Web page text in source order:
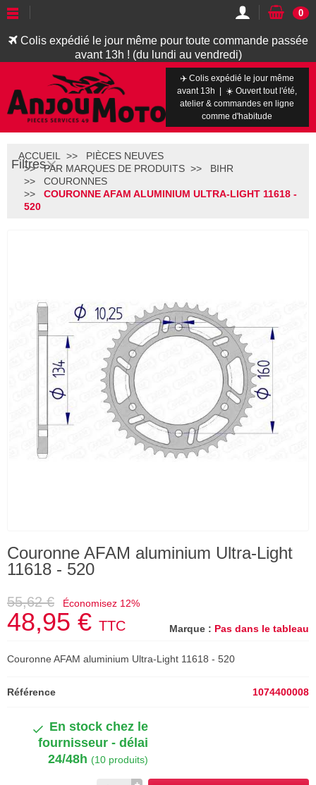
Colis expédié le jour même pour toute commande passée
avant 13h ! (du lundi au vendredi)
0
✈️ Colis expédié le jour même
avant 13h | ☀️ Ouvert tout l'été,
atelier & commandes en ligne
comme d'habitude
Filtres
ACCUEIL
PIÈCES NEUVES
PAR MARQUES DE PRODUITS
BIHR
COURONNES
COURONNE AFAM ALUMINIUM ULTRA-LIGHT 11618 -
520
Couronne AFAM aluminium Ultra-Light
11618 - 520
Marque : Pas dans le tableau
55,62 € Économisez 12%
48,95 € TTC
Couronne AFAM aluminium Ultra-Light 11618 - 520
Référence 1074400008
En stock chez le
fournisseur - délai
24/48h (10 produits)